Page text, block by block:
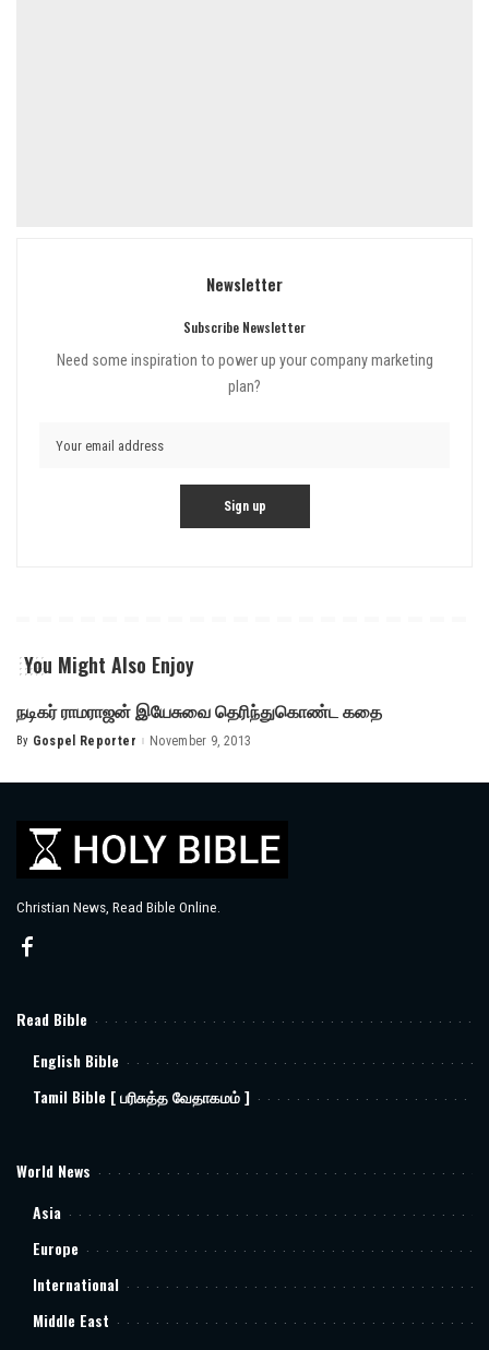
Newsletter
Subscribe Newsletter
Need some inspiration to power up your company marketing
plan?
You Might Also Enjoy
நடிகர் ராமராஜன் இயேசுவை தெரிந்துகொண்ட கதை
Posted
By Gospel Reporter November 9, 2013
Christian News, Read Bible Online.
Read Bible
English Bible
Tamil Bible [ பரிசுத்த வேதாகமம் ]
World News
Asia
Europe
International
Middle East